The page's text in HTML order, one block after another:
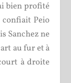
bien profité
confiait Peio
Sanchez ne
au fur et à
à droite